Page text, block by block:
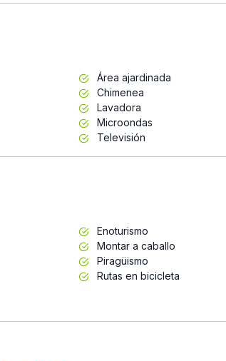
Área ajardinada
Chimenea
Lavadora
Microondas
Televisión
Enoturismo
Montar a caballo
Piragüismo
Rutas en bicicleta